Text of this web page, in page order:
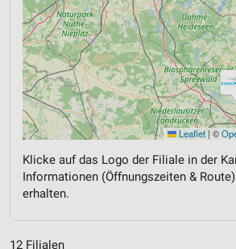
Leaflet | ©
Klicke auf das Logo der Filiale in der
Informationen (Öffnungszeiten &
erhalten.
12 Filialen